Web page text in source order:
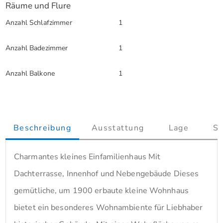
Räume und Flure
Anzahl Schlafzimmer 1
Anzahl Badezimmer 1
Anzahl Balkone 1
Beschreibung Ausstattung Lage
Charmantes kleines Einfamilienhaus Mit
Dachterrasse, Innenhof und Nebengebäude Dieses
gemütliche, um 1900 erbaute kleine Wohnhaus
bietet ein besonderes Wohnambiente für Liebhaber